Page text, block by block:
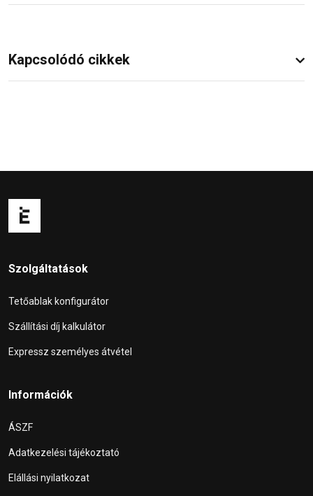
Kapcsolódó cikkek
Szolgáltatások
Tetőablak konfigurátor
Szállítási díj kalkulátor
Expressz személyes átvétel
Információk
ÁSZF
Adatkezelési tájékoztató
Elállási nyilatkozat